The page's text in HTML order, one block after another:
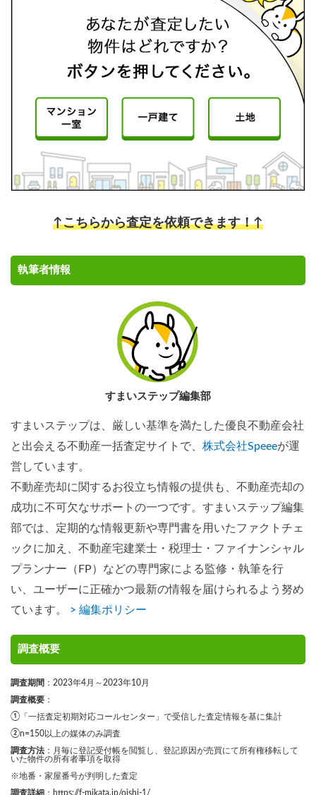
↑こちらから査定を依頼できます！↑
執筆者情報
すまいステップ編集部
すまいステップは、厳しい基準を満たした優良不動産会社
と出会える不動産一括査定サイトで、 株式会社Speeeが運
営しています。
不動産売却に関するお役立ち情報の提供も、不動産売却の
成功に不可欠なサポートの一つです。すまいステップ編集
部では、定期的な情報更新や専門書を用いたファクトチェ
ックに加え、不動産宅建業士・税理士・ファイナンシャル
プランナー（FP）などの専門家による監修・執筆を行
い、ユーザーに正確かつ最新の情報を届けられるよう努め
ています。 > 編集ポリシー
調査概要
調査期間 ：2023年4月～2023年10月
調査概要 ：
①「一括査定初期対応コールセンター」で受信した査定情報を基に集計
②n=150以上の媒体のみ調査
調査方法 ：月毎に登記受付帳を閲覧し、登記原因が売買にて所有権移転して
いた物件の所有者事項を取得
※地番・家屋番号が判明した査定
調査詳細 ： https://f-mikata.jp/oishi-1/